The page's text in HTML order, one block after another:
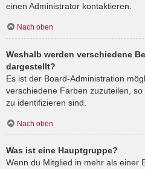
einen Administrator kontaktieren.
Nach oben
Weshalb werden verschiedene
dargestellt?
Es ist der Board-Administration
verschiedene Farben zuzuteilen,
zu identifizieren sind.
Nach oben
Was ist eine Hauptgruppe?
Wenn du Mitglied in mehr als einer